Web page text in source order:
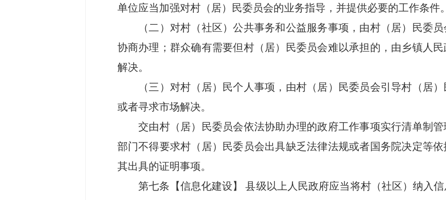
单位应当加强对村（居）民委员会的业务指导，并提供必要的工作条件。
（二）对村（社区）公共事务和公益服务事项，由村（居）民委
协商办理；群众确有需要但村（居）
民委员会难以承担的，由 乡镇人
解决。
（三）对村（居）民个人事项，由村（居）民委员会引导村（居
或者寻求市场解决。
交由村（居）民委员会依法协助办理的政府工作事项实行清单制
部门不得要求村（居）民委员会出具缺乏法律法规或者国务院决定等
其出具的证明事项。
第七条 【信息化建设】 县级以上人民政府应当将村（社区）纳入